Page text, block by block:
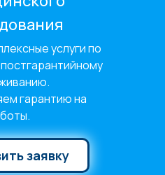
услуги по
гарантию на
заявку